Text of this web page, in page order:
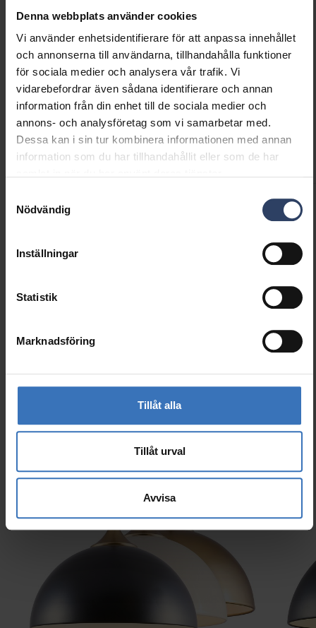
Denna webbplats använder cookies
Vi använder enhetsidentifierare för att anpassa innehållet
och annonserna till användarna, tillhandahålla funktioner
för sociala medier och analysera vår trafik. Vi
vidarebefordrar även sådana identifierare och annan
information från din enhet till de sociala medier och
annons- och analysföretag som vi samarbetar med.
Dessa kan i sin tur kombinera informationen med annan
information som du har tillhandahållit eller som de har
Nödvändig
Inställningar
Statistik
Marknadsföring
Tillåt alla
Tillåt urval
Avvisa
Teknisk information
Koder Nedladdningar Teknisk information
Produktkoder
Liknande produkter